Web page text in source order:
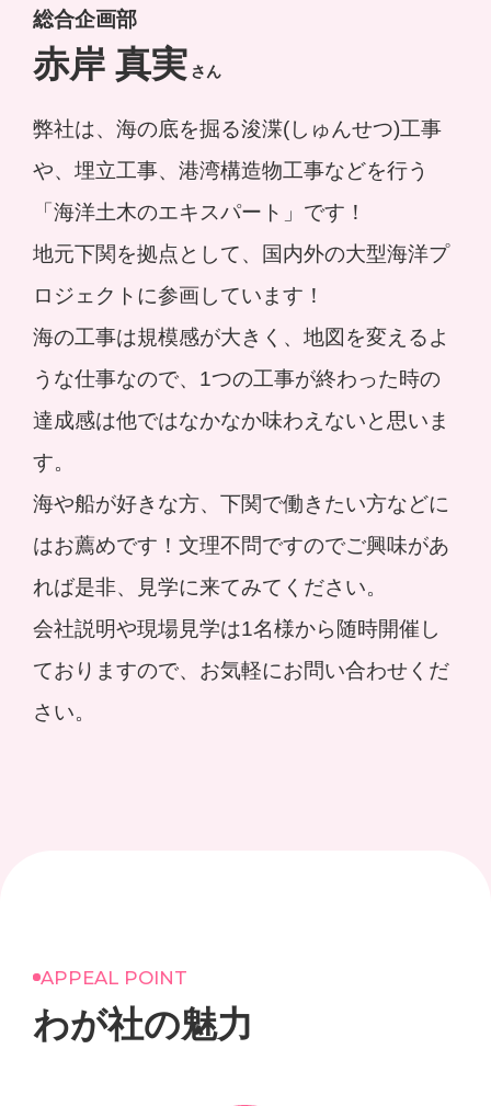
総合企画部
赤岸 真実 さん
弊社は、海の底を掘る浚渫(しゅんせつ)工事
や、埋立工事、港湾構造物工事などを行う
「海洋土木のエキスパート」です！
地元下関を拠点として、国内外の大型海洋プ
ロジェクトに参画しています！
海の工事は規模感が大きく、地図を変えるよ
うな仕事なので、1つの工事が終わった時の
達成感は他ではなかなか味わえないと思いま
す。
海や船が好きな方、下関で働きたい方などに
はお薦めです！文理不問ですのでご興味があ
れば是非、見学に来てみてください。
会社説明や現場見学は1名様から随時開催し
ておりますので、お気軽にお問い合わせくだ
さい。
APPEAL POINT
わが社の魅力